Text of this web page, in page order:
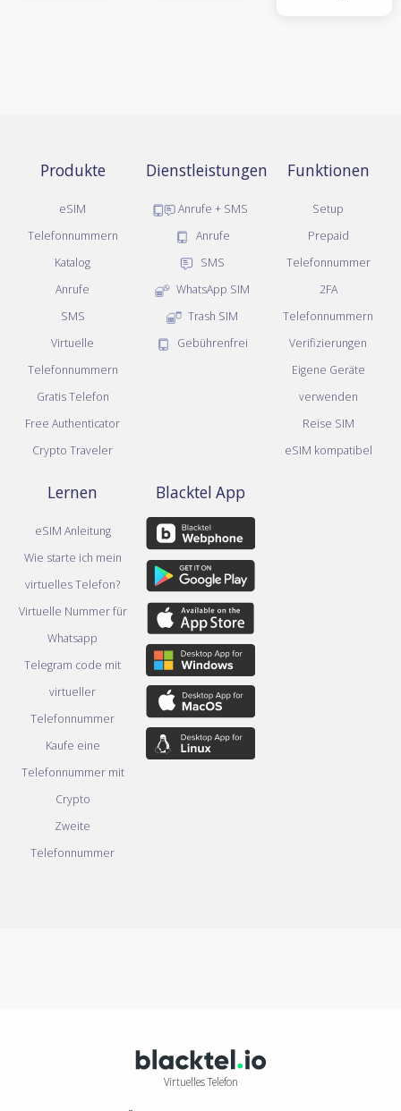
Produkte
eSIM
Telefonnummern
Katalog
Anrufe
SMS
Virtuelle
Telefonnummern
Gratis Telefon
Free Authenticator
Crypto Traveler
Dienstleistungen
Anrufe + SMS
Anrufe
SMS
WhatsApp SIM
Trash SIM
Gebührenfrei
Funktionen
Setup
Prepaid
Telefonnummer
2FA
Telefonnummern
Verifizierungen
Eigene Geräte
verwenden
Reise SIM
eSIM kompatibel
Lernen
eSIM Anleitung
Wie starte ich mein
virtuelles Telefon?
Virtuelle Nummer für
Whatsapp
Telegram code mit
virtueller
Telefonnummer
Kaufe eine
Telefonnummer mit
Crypto
Zweite
Telefonnummer
Blacktel App
Virtuelles Telefon